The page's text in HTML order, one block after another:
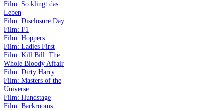
Film: So klingt das
Leben
Film: Disclosure Day
Film: F1
Film: Hoppers
Film: Ladies First
Film: Kill Bill: The
Whole Bloody Affair
Film: Dirty Harry
Film: Masters of the
Universe
Film: Hundstage
Film: Backrooms